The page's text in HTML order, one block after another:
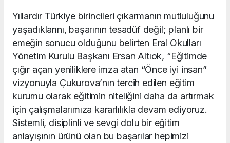
Yıllardır Türkiye birincileri çıkarmanın mutluluğunu
yaşadıklarını, başarının tesadüf değil; planlı bir
emeğin sonucu olduğunu belirten Eral Okulları
Yönetim Kurulu Başkanı Ersan Altıok, “Eğitimde
çığır açan yeniliklere imza atan “Önce iyi insan”
vizyonuyla Çukurova’nın tercih edilen eğitim
kurumu olarak eğitimin niteliğini daha da artırmak
için çalışmalarımıza kararlılıkla devam ediyoruz.
Sistemli, disiplinli ve sevgi dolu bir eğitim
anlayışının ürünü olan bu başarılar hepimizi